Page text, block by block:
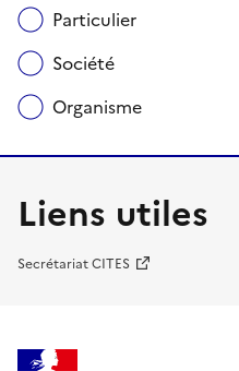
Particulier
Société
Organisme
Liens utiles
Secrétariat CITES